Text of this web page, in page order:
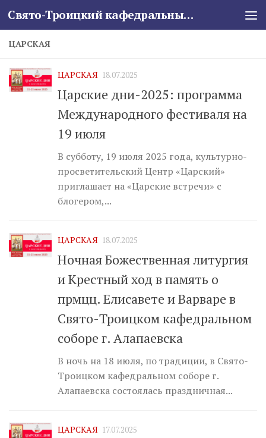
Skip to content Свято-Троицкий кафедральный собор
ЦАРСКАЯ
ЦАРСКАЯ 18.07.2025
Царские дни-2025: программа
Международного фестиваля на
19 июля
В субботу, 19 июля 2025 года, культурно-
просветительский Центр «Царский»
приглашает на «Царские встречи» с
блогером,...
ЦАРСКАЯ 18.07.2025
Ночная Божественная литургия
и Крестный ход в память о
прмцц. Елисавете и Варваре в
Свято-Троицком кафедральном
соборе г. Алапаевска
В ночь на 18 июля, по традиции, в Свято-
Троицком кафедральном соборе г.
Алапаевска состоялась праздничная...
ЦАРСКАЯ 17.07.2025